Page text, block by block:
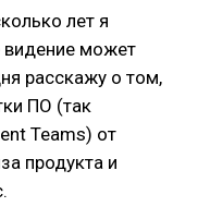
лет я
видение может
расскажу о том,
ПО (так
Teams) от
продукта и